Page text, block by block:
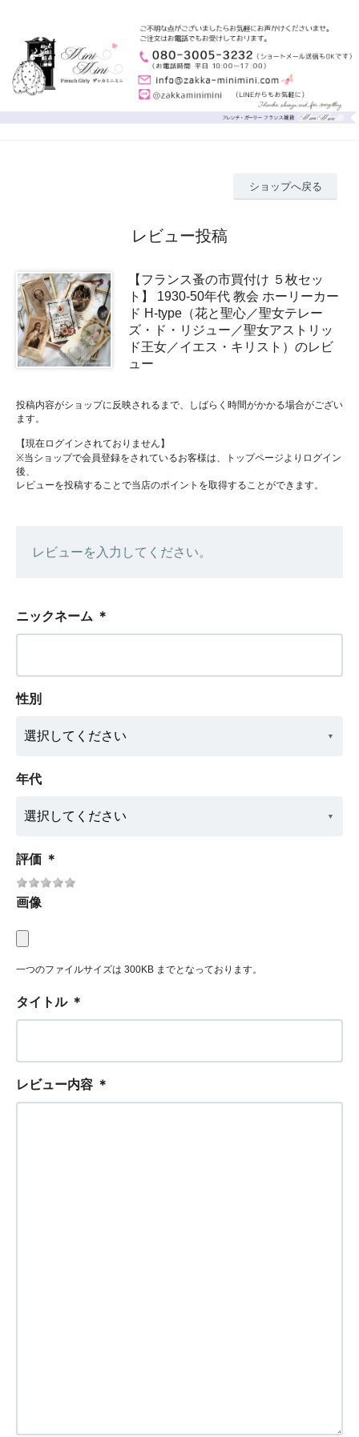
ショップへ戻る
レビュー投稿
【フランス蚤の市買付け ５枚セッ
ト】 1930-50年代 教会 ホーリーカー
ド H-type（花と聖心／聖女テレー
ズ・ド・リジュー／聖女アストリッ
ド王女／イエス・キリスト）のレビ
ュー
投稿内容がショップに反映されるまで、しばらく時間がかかる場合がござい
ます。
【現在ログインされておりません】
※当ショップで会員登録をされているお客様は、トップページよりログイン
後、
レビューを投稿することで当店のポイントを取得することができます。
レビューを入力してください。
ニックネーム ＊
性別
年代
評価 ＊
画像
一つのファイルサイズは 300KB までとなっております。
タイトル ＊
レビュー内容 ＊